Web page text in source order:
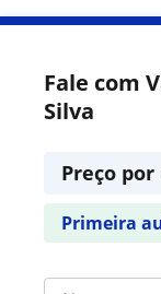
Fale com
Silva
Preço
Primeira